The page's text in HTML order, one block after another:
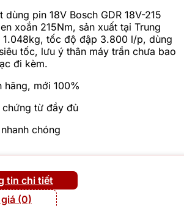
dùng pin 18V Bosch GDR 18V-215
xoắn 215Nm, sản xuất tại Trung
1.048kg, tốc độ đập 3.800 l/p, dùng
tốc, lưu ý thân máy trần chưa bao
đi kèm.
hãng, mới 100%
chứng từ đầy đủ
chóng
tin chi tiết
(0)